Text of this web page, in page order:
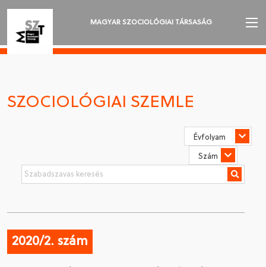
MAGYAR SZOCIOLÓGIAI TÁRSASÁG
SZOCIOLÓGIAI SZEMLE
SZOCIOLÓGIAI SZEMLE
2020/2. szám